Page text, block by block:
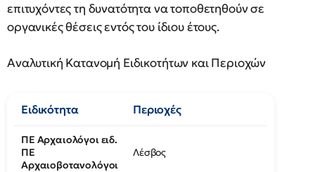
επιτυχόντες τη δυνατότητα να τοποθετηθούν σε
οργανικές θέσεις εντός του ίδιου έτους.
Αναλυτική Κατανομή Ειδικοτήτων και Περιοχών
Ειδικότητα Περιοχές
ΠΕ Αρχαιολόγοι ειδ.
ΠΕ
Αρχαιοβοτανολόγοι
Λέσβος